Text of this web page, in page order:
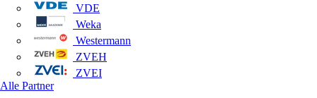
VDE
Weka
Westermann
ZVEH
ZVEI
Alle Partner